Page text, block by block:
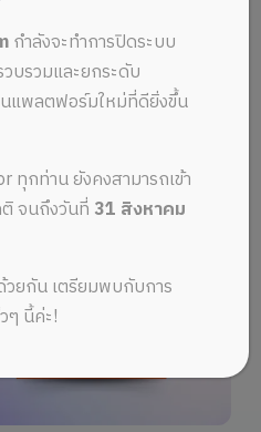
ม
Sale
กำลังจะทำการปิดระบบ
วบรวมและยกระดับ
แพลตฟอร์มใหม่ที่ดียิ่งขึ้น
ทุกท่าน ยังคงสามารถเข้า
จนถึงวันที่ 31 สิงหาคม
ยกัน เตรียมพบกับการ
ๆ นี้ค่ะ!